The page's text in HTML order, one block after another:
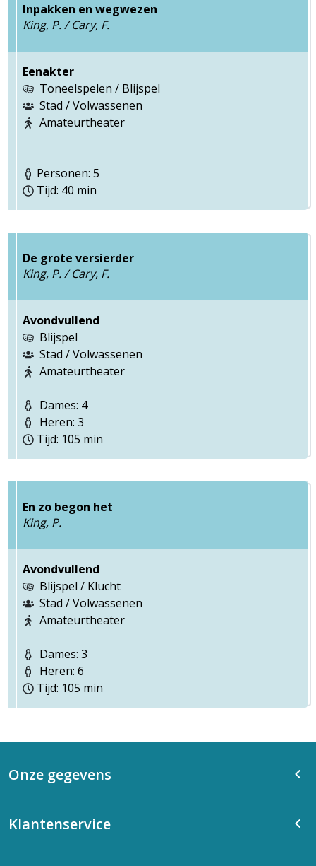
Inpakken en wegwezen
King, P. / Cary, F.
Eenakter
Toneelspelen / Blijspel
Stad / Volwassenen
Amateurtheater
Personen: 5
Tijd: 40 min
De grote versierder
King, P. / Cary, F.
Avondvullend
Blijspel
Stad / Volwassenen
Amateurtheater
Dames: 4
Heren: 3
Tijd: 105 min
En zo begon het
King, P.
Avondvullend
Blijspel / Klucht
Stad / Volwassenen
Amateurtheater
Dames: 3
Heren: 6
Tijd: 105 min
Onze gegevens
Klantenservice